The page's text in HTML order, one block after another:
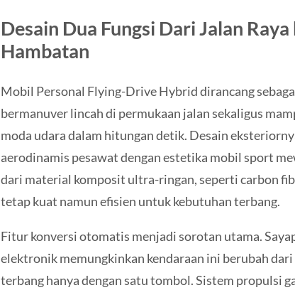
Desain Dua Fungsi Dari Jalan
Hambatan
Mobil Personal Flying-Drive Hybrid dirancang
bermanuver lincah di permukaan jalan sekaligus
moda udara dalam hitungan detik. Desain
aerodinamis pesawat dengan estetika mobil sport
dari material komposit ultra-ringan, seperti carbon
tetap kuat namun efisien untuk kebutuhan terbang.
Fitur konversi otomatis menjadi sorotan utama.
elektronik memungkinkan kendaraan ini berubah dari
terbang hanya dengan satu tombol. Sistem propulsi